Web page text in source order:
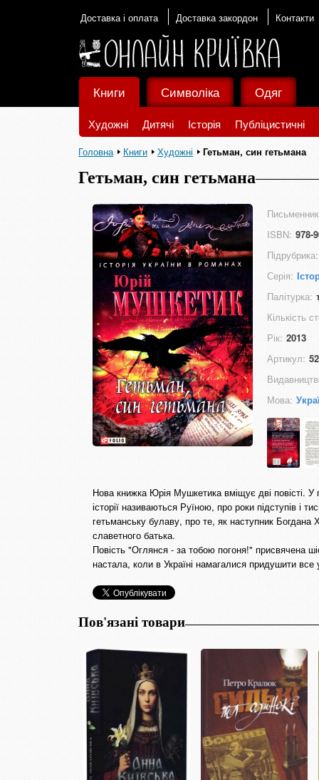
Доставка і оплата Доставка закордон Контакти
Книги
Художні Дитячі Історія Публіцистичні
Символіка Одяг
Головна Книги Художні Гетьман, син гетьмана
Гетьман, син гетьмана
ISBN: 978-
Підрубрика:
Серія:
Палітурка:
Кількість
Рік: 2013
Артикул:
Мова:
Нова книжка Юрія Мушкетика вміщує дві повісті. У
історії називаються Руїною, про роки підступів і
гетьманську булаву, про те, як наступник
славетного батька.
Повість "Оглянся - за тобою погоня!" присвячена
настала, коли в Україні намагалися придушити
Пов'язані товари